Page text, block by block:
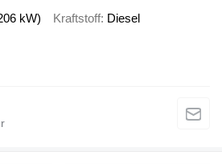
kW) Kraftstoff Diesel